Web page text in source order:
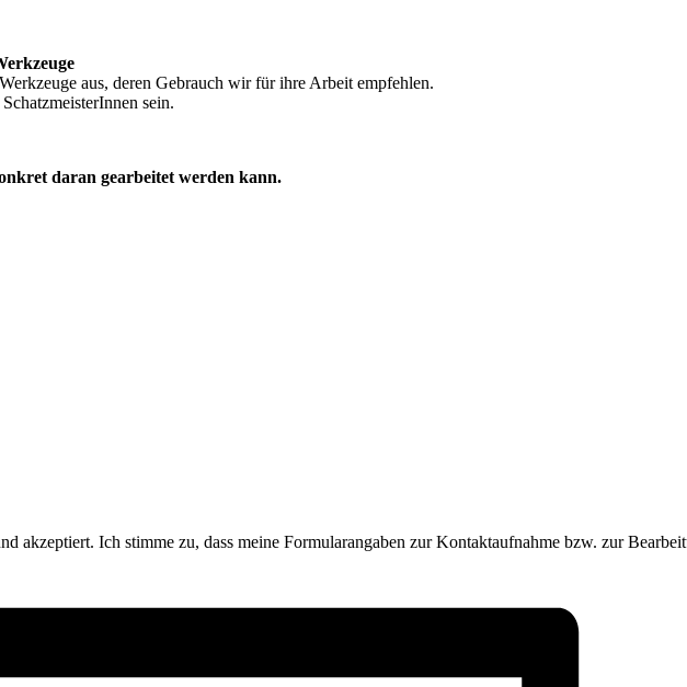
aus, deren Gebrauch wir für ihre Arbeit empfehlen.
sein.
daran gearbeitet werden kann.
akzeptiert. Ich stimme zu, dass meine Formularangaben zur Kontaktaufnahme bzw. zur